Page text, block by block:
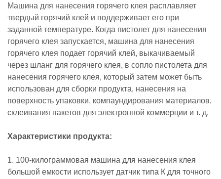
Машина для нанесения горячего клея расплавляет
твердый горячий клей и поддерживает его при
заданной температуре. Когда пистолет для нанесения
горячего клея запускается, машина для нанесения
горячего клея подает горячий клей, выкачиваемый
через шланг для горячего клея, в сопло пистолета для
нанесения горячего клея, который затем может быть
использован для сборки продукта, нанесения на
поверхность упаковки, компаундирования материалов,
склеивания пакетов для электронной коммерции и т. д.
Характеристики продукта:
1. 100-килограммовая машина для нанесения клея
большой емкости использует датчик типа К для точного